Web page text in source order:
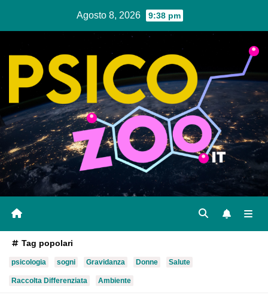
Agosto 8, 2026 9:38 pm
Tag popolari
psicologia sogni Gravidanza Donne Salute
Raccolta Differenziata Ambiente